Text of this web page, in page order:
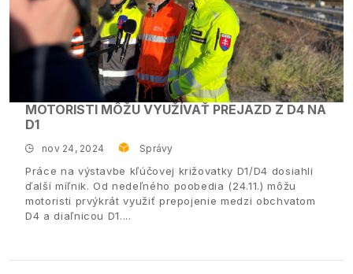
MOTORISTI MÔŽU VYUŽÍVAŤ PREJAZD Z D4 NA
D1
nov 24, 2024 Správy
Práce na výstavbe kľúčovej križovatky D1/D4 dosiahli
ďalší míľnik. Od nedeľného poobedia (24.11.) môžu
motoristi prvýkrát využiť prepojenie medzi obchvatom
D4 a diaľnicou D1.